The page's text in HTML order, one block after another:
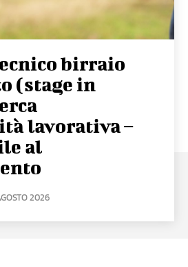
birraio
(stage in
lavorativa –
al
2026